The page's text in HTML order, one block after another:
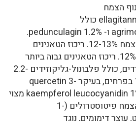
נוף הצמח
בפריחה.מרכיבים: ellagitannins כולל
בעיקר agrimoniin 3.5-3.8% ו- pedunculagin 1.2%.
ריכוז הטאנינים בנוף הצמח 12-13%. ריכוז הטאנינים
בעלים 15% ובפרחים 12%. ריכוז הטאנינים גבוה ביותר
בזמן הפריחה.פלבנואידים, כולל פלבונול-גליקוזידים 2.2-
2.5% בעלים,1.0-1.9% בפרחים, בעיקר quercetin 3-
glucuronide, רוטין, kaempferol leucocyanidin 1% מצוי
בפרחים בנוסף מכיל הצמח פיטוסטרולים (1-
עוצר דימומים, נוגד